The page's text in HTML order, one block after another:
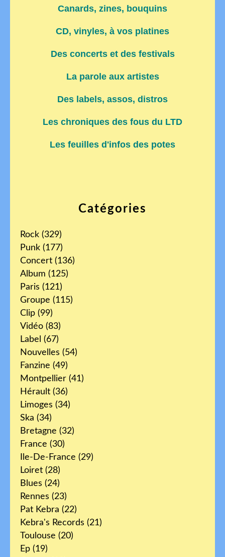
Catégories
Rock (329)
Punk (177)
Concert (136)
Album (125)
Paris (121)
Groupe (115)
Clip (99)
Vidéo (83)
Label (67)
Nouvelles (54)
Fanzine (49)
Montpellier (41)
Hérault (36)
Limoges (34)
Ska (34)
Bretagne (32)
France (30)
Ile-De-France (29)
Loiret (28)
Blues (24)
Rennes (23)
Pat Kebra (22)
Kebra's Records (21)
Toulouse (20)
Ep (19)
Canards, zines, bouquins
CD, vinyles, à vos platines
Des concerts et des festivals
La parole aux artistes
Des labels, assos, distros
Les chroniques des fous du LTD
Les feuilles d'infos des potes